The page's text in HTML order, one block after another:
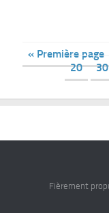
« Première page
20
30
Fièrement